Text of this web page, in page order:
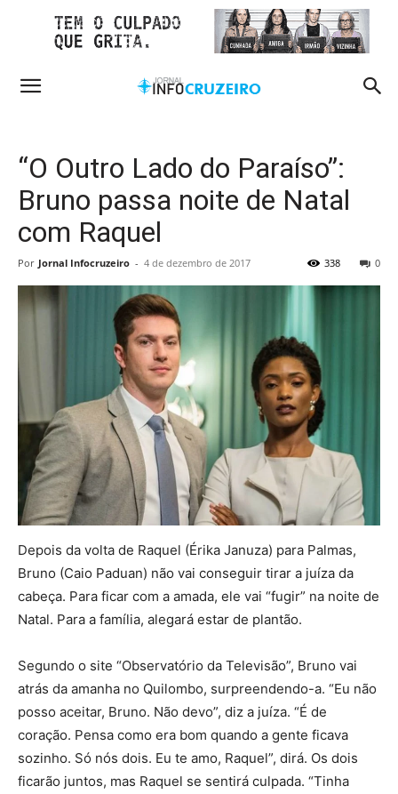
“O Outro Lado do Paraíso”:
Bruno passa noite de Natal
com Raquel
Por Jornal Infocruzeiro - 4 de dezembro de 2017 0
338
Depois da volta de Raquel (Érika Januza) para Palmas,
Bruno (Caio Paduan) não vai conseguir tirar a juíza da
cabeça. Para ficar com a amada, ele vai “fugir” na noite de
Natal. Para a família, alegará estar de plantão.
Segundo o site “Observatório da Televisão”, Bruno vai
atrás da amanha no Quilombo, surpreendendo-a. “Eu não
posso aceitar, Bruno. Não devo”, diz a juíza. “É de
coração. Pensa como era bom quando a gente ficava
sozinho. Só nós dois. Eu te amo, Raquel”, dirá. Os dois
ficarão juntos, mas Raquel se sentirá culpada. “Tinha